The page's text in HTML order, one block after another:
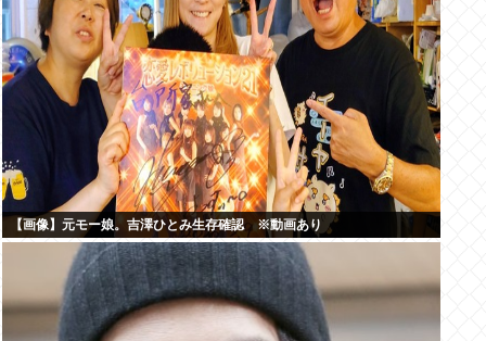
【画像】元モー娘。吉澤ひとみ生存確認 ※動画あり